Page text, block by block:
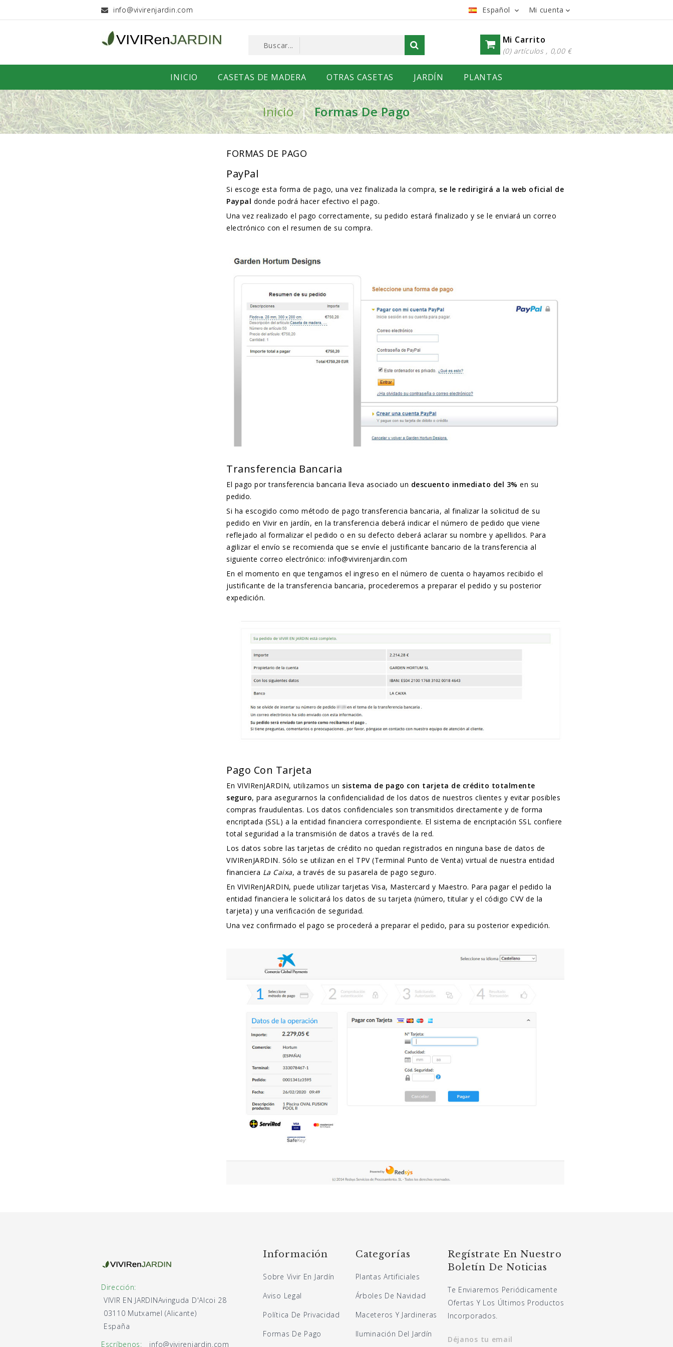
info@vivirenjardin.com Mi cuenta 
Español 
Mi Carrito
(0) artículos , 0,00 €
INICIO CASETAS DE MADERA OTRAS CASETAS JARDÍN PLANTAS
Inicio Formas De Pago
FORMAS DE PAGO
PayPal
Si escoge esta forma de pago, una vez finalizada la compra, se le redirigirá a la web oficial de
Paypal donde podrá hacer efectivo el pago.
Una vez realizado el pago correctamente, su pedido estará finalizado y se le enviará un correo
electrónico con el resumen de su compra.
Transferencia Bancaria
El pago por transferencia bancaria lleva asociado un descuento inmediato del 3% en su
pedido.
Si ha escogido como método de pago transferencia bancaria, al finalizar la solicitud de su
pedido en Vivir en jardín, en la transferencia deberá indicar el número de pedido que viene
reflejado al formalizar el pedido o en su defecto deberá aclarar su nombre y apellidos. Para
agilizar el envío se recomienda que se envíe el justificante bancario de la transferencia al
siguiente correo electrónico: info@vivirenjardin.com
En el momento en que tengamos el ingreso en el número de cuenta o hayamos recibido el
justificante de la transferencia bancaria, procederemos a preparar el pedido y su posterior
expedición.
Pago Con Tarjeta
En VIVIRenJARDIN, utilizamos un sistema de pago con tarjeta de crédito totalmente
seguro, para asegurarnos la confidencialidad de los datos de nuestros clientes y evitar posibles
compras fraudulentas. Los datos confidenciales son transmitidos directamente y de forma
encriptada (SSL) a la entidad financiera correspondiente. El sistema de encriptación SSL confiere
total seguridad a la transmisión de datos a través de la red.
Los datos sobre las tarjetas de crédito no quedan registrados en ninguna base de datos de
VIVIRenJARDIN. Sólo se utilizan en el TPV (Terminal Punto de Venta) virtual de nuestra entidad
financiera La Caixa, a través de su pasarela de pago seguro.
En VIVIRenJARDIN, puede utilizar tarjetas Visa, Mastercard y Maestro. Para pagar el pedido la
entidad financiera le solicitará los datos de su tarjeta (número, titular y el código CVV de la
tarjeta) y una verificación de seguridad.
Una vez confirmado el pago se procederá a preparar el pedido, para su posterior expedición.
Dirección:
VIVIR EN JARDINAvinguda D'Alcoi 28
03110 Mutxamel (Alicante)
España
Escríbenos:
info@vivirenjardin.com
Información
Sobre Vivir En Jardín
Aviso Legal
Política De Privacidad
Formas De Pago
Categorías
Plantas Artificiales
Árboles De Navidad
Maceteros Y Jardineras
Iluminación Del Jardín
Regístrate En Nuestro
Boletín De Noticias
Te Enviaremos Periódicamente
Ofertas Y Los Últimos Productos
Incorporados.
Déjanos tu email